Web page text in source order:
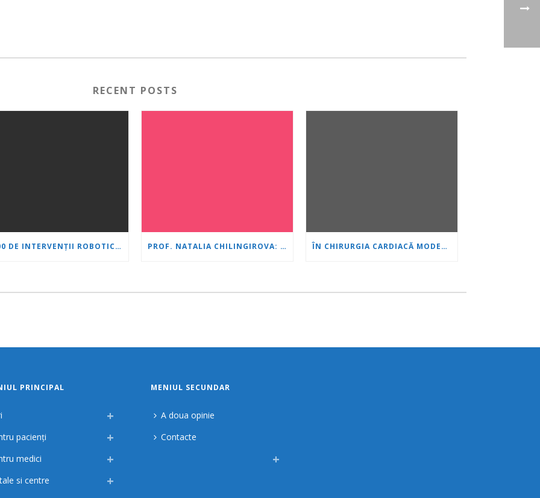
RECENT POSTS
1.500 DE INTERVENȚII ROBOTICE CU SISTEMUL DA VINCI: „INIMĂ ȘI CREIER” ÎȘI CONSOLIDEAZĂ POZIȚIA DE LIDER ÎN UROLOGIE PROF. NATALIA CHILINGIROVA: PACIENȚII NOȘTRI SUNT EROI, IAR NOI ÎI AJUTĂM SĂ FACĂ FAȚĂ MAI RAPID ȘI MAI UȘOR ÎN CHIRURGIA CARDIACĂ MODERNĂ MINIM INVAZIVĂ, VÂRSTA ESTE DOAR UN NUMĂR
PRINCIPAL
pacienți
medici
si centre
MENIUL SECUNDAR
A doua opinie
Contacte